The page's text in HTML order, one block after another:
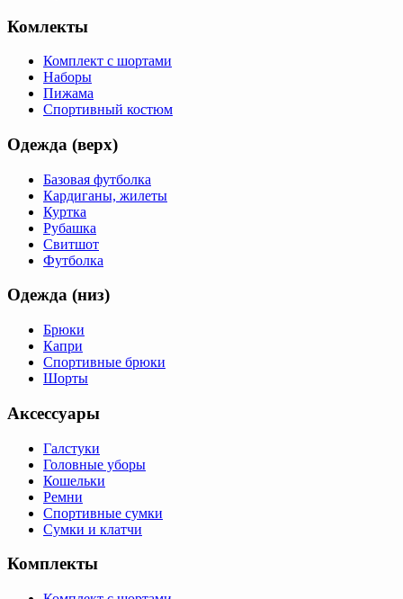
Комлекты
Комплект с шортами
Наборы
Пижама
Спортивный костюм
Одежда (верх)
Базовая футболка
Кардиганы, жилеты
Куртка
Рубашка
Свитшот
Футболка
Одежда (низ)
Брюки
Капри
Спортивные брюки
Шорты
Аксессуары
Галстуки
Головные уборы
Кошельки
Ремни
Спортивные сумки
Сумки и клатчи
Комплекты